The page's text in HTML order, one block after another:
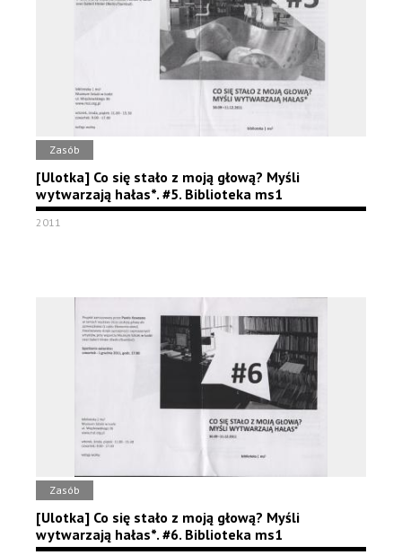
Zasób
[Ulotka] Co się stało z moją głową? Myśli
wytwarzają hałas*. #5. Biblioteka ms1
2011
Zasób
[Ulotka] Co się stało z moją głową? Myśli
wytwarzają hałas*. #6. Biblioteka ms1